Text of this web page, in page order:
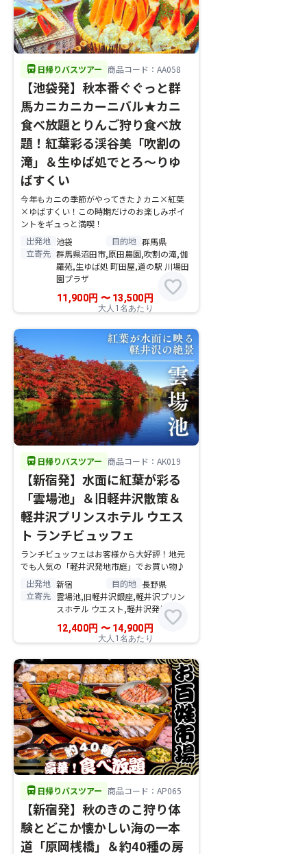
directions_bus 日帰りバスツアー 商品コード：AA058
【池袋発】秋本番ぐぐっと群
馬カニカニカーニバル★カニ
食べ放題とりんご狩り食べ放
題！紅葉彩る渓谷美「吹割の
滝」＆生ゆば処でとろ～りゆ
ばすくい
今年もカニの季節がやってきた♪カニ×紅葉
×ゆばすくい！この時期だけのお楽しみポイ
ントをギュっと満喫！
出発地 池袋 目的地 群馬県
立寄先 群馬県沼田市,原田農園,吹割の滝,伽
羅苑,生ゆば処 町田屋,道の駅 川場田
園プラザ
11,900円 〜13,500 円
大人1名あたり
favorite
directions_bus 日帰りバスツアー 商品コード：AK019
【新宿発】水面に紅葉が彩る
「雲場池」＆旧軽井沢散策＆
軽井沢プリンスホテル ウエス
ト ランチビュッフェ
ランチビュッフェはお客様から大好評！地元
でも人気の「軽井沢発地市庭」でお買い物♪
出発地 新宿 目的地 長野県
立寄先 雲場池,旧軽井沢銀座,軽井沢プリン
スホテル ウエスト,軽井沢発地市庭
12,400円 〜14,900 円
大人1名あたり
favorite
directions_bus 日帰りバスツアー 商品コード：AP065
【新宿発】秋のきのこ狩り体
験とどこか懐かしい海の一本
道「原岡桟橋」＆約40種の房